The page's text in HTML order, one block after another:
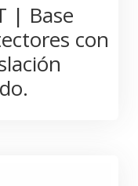
| Base
con